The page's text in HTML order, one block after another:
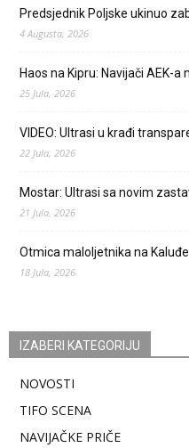
Predsjednik Poljske ukinuo
4 Augusta, 2026
Haos na Kipru: Navijači AEK-
25 Jula, 2026
VIDEO: Ultrasi u krađi
22 Jula, 2026
Mostar: Ultrasi sa novim
21 Jula, 2026
Otmica maloljetnika na
18 Jula, 2026
IZABERI KATEGORIJU
NOVOSTI
TIFO SCENA
NAVIJAČKE PRIČE